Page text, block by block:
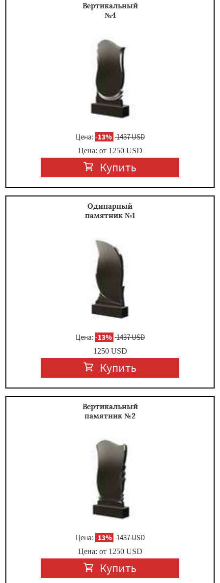
Вертикальный
№4
Цена: -13% 1437 USD
Цена: от 1250USD
Купить
Одинарный
памятник №1
Цена: -13% 1437 USD
1250USD
Купить
Вертикальный
памятник №2
Цена: -13% 1437 USD
Цена: от 1250USD
Купить
Даю согласие на обработку персональных данных